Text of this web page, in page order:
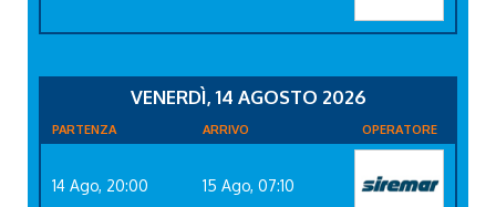
VENERDÌ, 14 AGOSTO 2026
PARTENZA ARRIVO OPERATORE
14 Ago, 20:00 15 Ago, 07:10